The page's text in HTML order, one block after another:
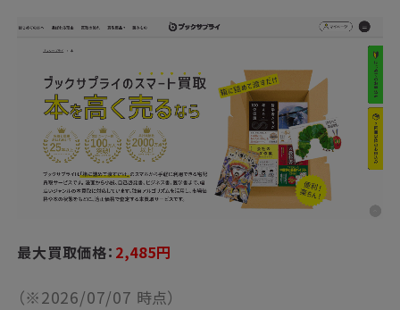
最大買取価格： 2,485円
（※2026/07/07 時点）